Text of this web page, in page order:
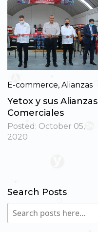
E-commerce, Alianzas
Yetox y sus Alianzas
Comerciales
Posted: October 05,
2020
Search Posts